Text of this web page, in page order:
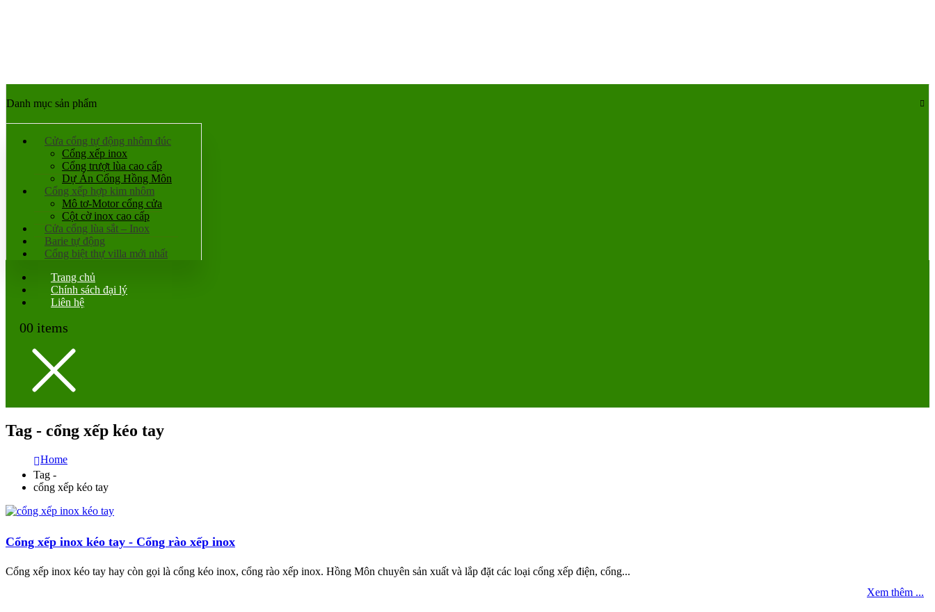
Danh mục sản phẩm
Cửa cổng tự động nhôm đúc
Cổng xếp inox
Cổng trượt lùa cao cấp
Dự Án Cổng Hồng Môn
Cổng xếp hợp kim nhôm
Mô tơ-Motor cổng cửa
Cột cờ inox cao cấp
Cửa cổng lùa sắt – Inox
Barie tự động
Cổng biệt thự villa mới nhất
Trang chủ
Chính sách đại lý
Liên hệ
00 items
Tag - cổng xếp kéo tay
Home
Tag -
cổng xếp kéo tay
Cổng xếp inox kéo tay - Cổng rào xếp inox
Cổng xếp inox kéo tay hay còn gọi là cổng kéo inox, cổng rào xếp inox. Hồng Môn chuyên sản xuất và lắp đặt các loại cổng xếp điện, cổng...
Xem thêm ...